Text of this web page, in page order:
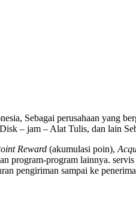
Sebagai perusahaan yang
– jam – Alat Tulis, dan lain
Reward (akumulasi poin),
program-program lainnya.
pengiriman sampai ke